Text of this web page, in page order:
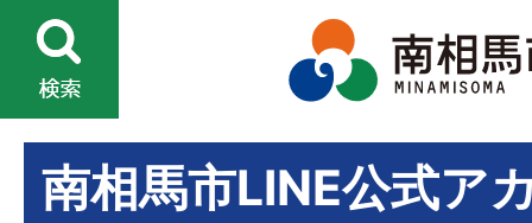
南相馬市LINE公式ア